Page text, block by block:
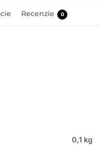
Recenzie 0
0,1 kg